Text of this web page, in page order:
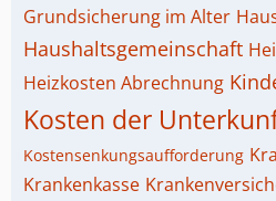
Grundsicherung im Alter
Haushaltsgemeinschaft
Heizkosten Abrechnung
Kosten der
Kostensenkungsaufforderung
Krankenkasse